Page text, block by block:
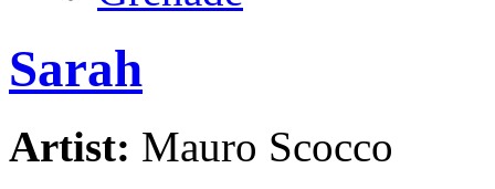
Sarah
Artist: Mauro Scocco